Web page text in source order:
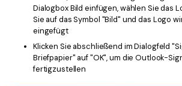
Dialogbox Bild einfügen, wählen Sie das
Sie auf das Symbol "Bild" und das Logo
eingefügt
Klicken Sie abschließend im Dialogfeld
Briefpapier" auf "OK", um die Outlook-
fertigzustellen